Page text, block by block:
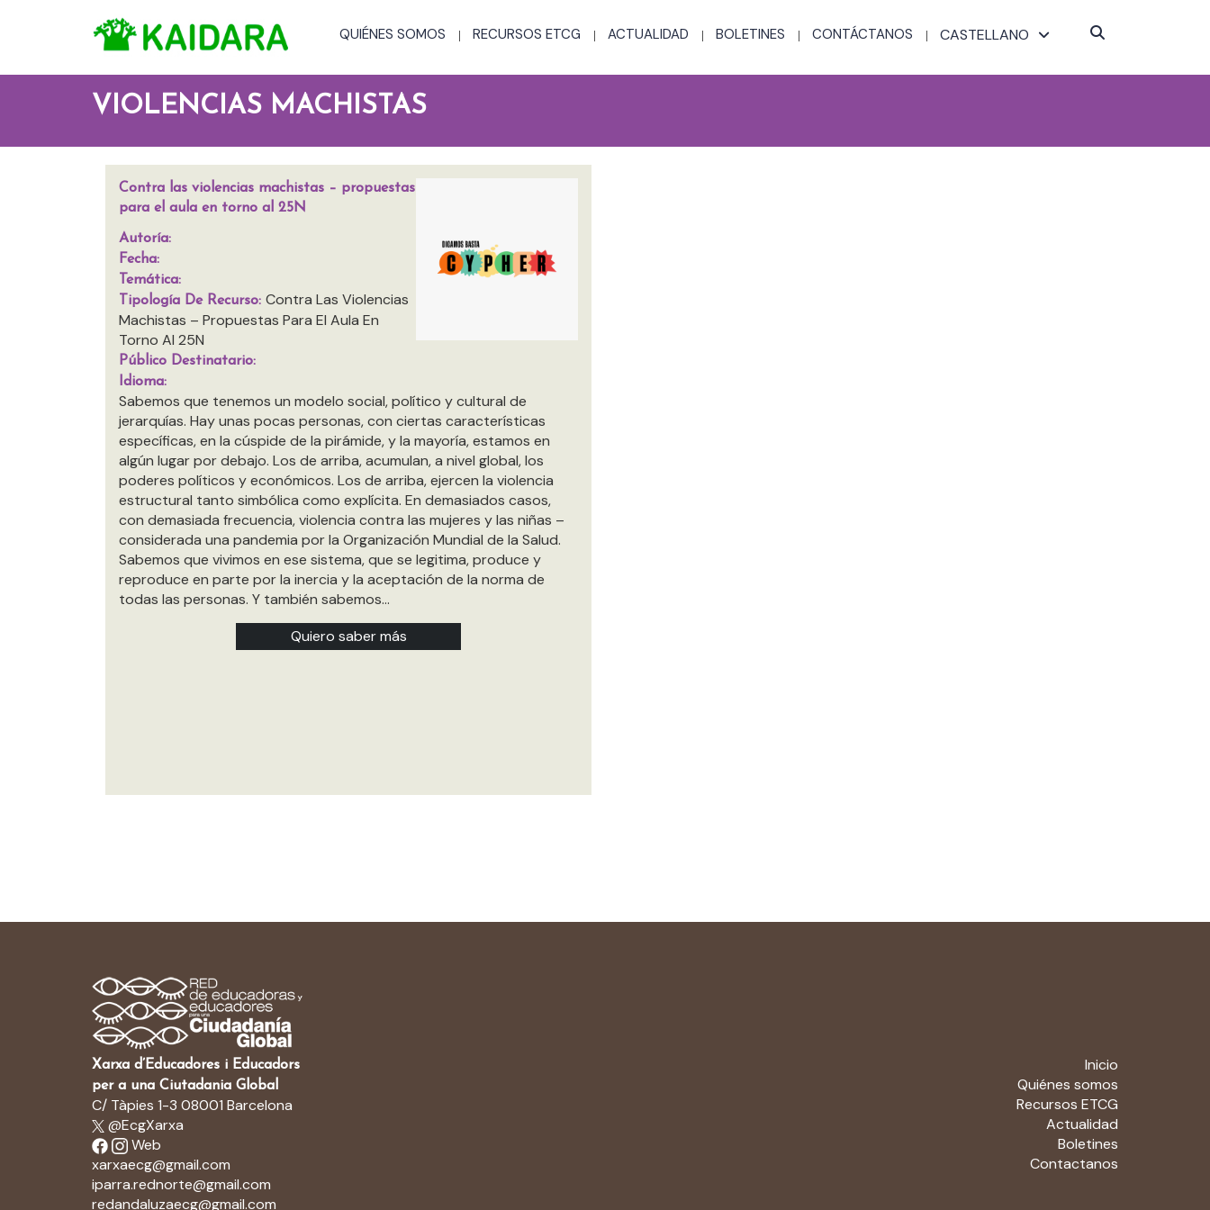
QUIÉNES SOMOS RECURSOS ETCG ACTUALIDAD BOLETINES CONTÁCTANOS CASTELLANO
VIOLENCIAS MACHISTAS
Contra las violencias machistas – propuestas
para el aula en torno al 25N
Autoría:
Fecha:
Temática:
Tipología De Recurso: Contra Las Violencias
Machistas – Propuestas Para El Aula En
Torno Al 25N
Público Destinatario:
Idioma:
Sabemos que tenemos un modelo social, político y cultural de
jerarquías. Hay unas pocas personas, con ciertas características
específicas, en la cúspide de la pirámide, y la mayoría, estamos en
algún lugar por debajo. Los de arriba, acumulan, a nivel global, los
poderes políticos y económicos. Los de arriba, ejercen la violencia
estructural tanto simbólica como explícita. En demasiados casos,
con demasiada frecuencia, violencia contra las mujeres y las niñas –
considerada una pandemia por la Organización Mundial de la Salud.
Sabemos que vivimos en ese sistema, que se legitima, produce y
reproduce en parte por la inercia y la aceptación de la norma de
todas las personas. Y también sabemos...
Quiero saber más
Xarxa d’Educadores i Educadors
per a una Ciutadania Global
C/ Tàpies 1-3 08001 Barcelona
@EcgXarxa
Web
xarxaecg@gmail.com
iparra.rednorte@gmail.com
redandaluzaecg@gmail.com
Inicio
Quiénes somos
Recursos ETCG
Actualidad
Boletines
Contactanos